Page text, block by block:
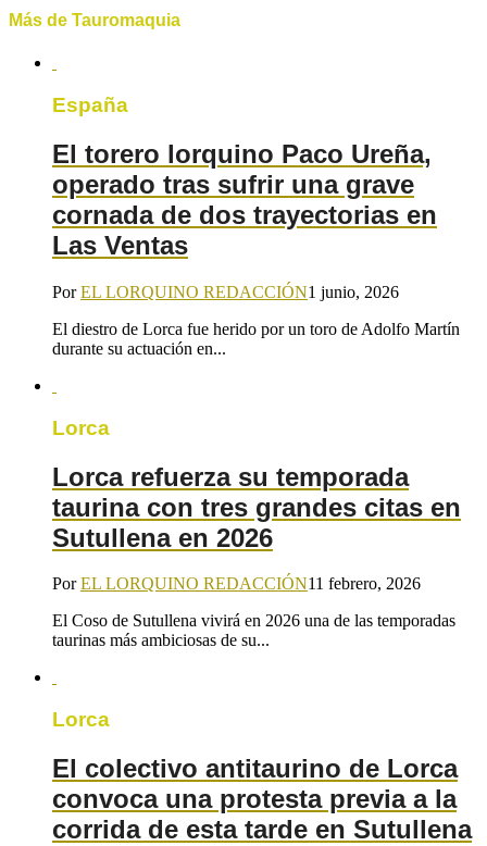
Más de Tauromaquia
España
El torero lorquino Paco Ureña,
operado tras sufrir una grave
cornada de dos trayectorias en
Las Ventas
PorEL LORQUINO REDACCIÓN1 junio, 2026
El diestro de Lorca fue herido por un toro de Adolfo Martín
durante su actuación en...
Lorca
Lorca refuerza su temporada
taurina con tres grandes citas en
Sutullena en 2026
PorEL LORQUINO REDACCIÓN11 febrero, 2026
El Coso de Sutullena vivirá en 2026 una de las temporadas
taurinas más ambiciosas de su...
Lorca
El colectivo antitaurino de Lorca
convoca una protesta previa a la
corrida de esta tarde en Sutullena